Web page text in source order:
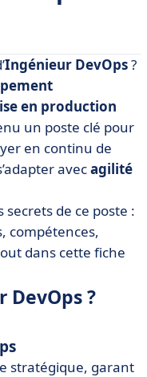
Fiche métier
?
Ingénieur DevOps?
en production
un poste clé pour
en continu de
avecagilité
de ce poste :
compétences,
dans cette fiche
DevOps ?
stratégique, garant